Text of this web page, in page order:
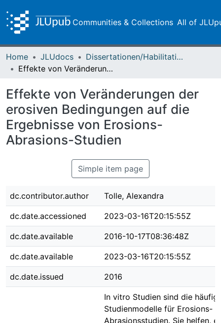
Communities & Collections All of
Home JLUdocs
Dissertationen/Habilitationen
Effekte von Veränderungen der erosiven Bedingungen auf die Ergebnisse von Erosions-Abrasions-Studien
Effekte von Veränderungen der
erosiven Bedingungen auf die
Ergebnisse von Erosions-
Abrasions-Studien
Simple item page
dc.contributor.author Tolle, Alexandra
dc.date.accessioned 2023-03-16T20:15:55Z
dc.date.available 2016-10-17T08:36:48Z
dc.date.available 2023-03-16T20:15:55Z
dc.date.issued 2016
In vitro Studien sind die
Studienmodelle für Erosions-
Abrasionsstudien. Sie helfen,